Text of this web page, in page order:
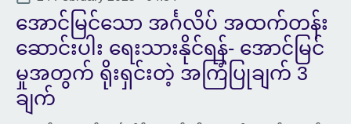
အောင်မြင်သော အင်္ဂလိပ် အထက်တန်း
ဆောင်းပါး ရေးသားနိုင်ရန်- အောင်မြင်
မှုအတွက် ရိုးရှင်းတဲ့ အကြံပြုချက် 3
ချက်